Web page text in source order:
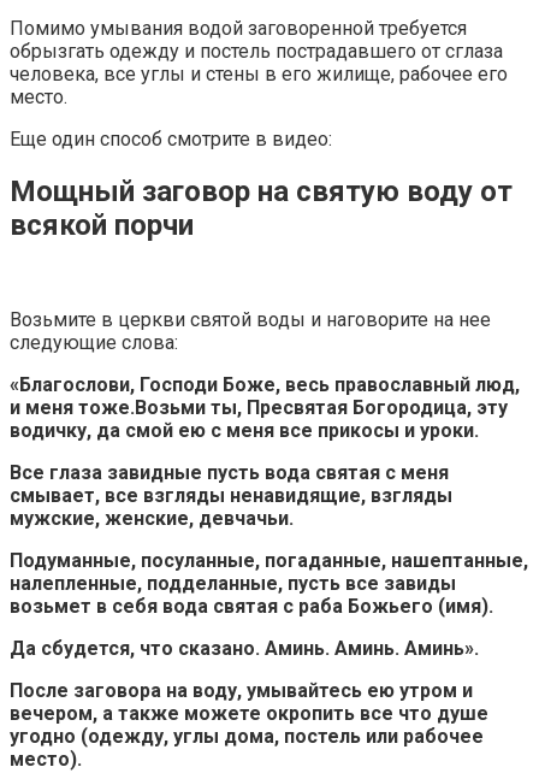
Помимо умывания водой заговоренной требуется
обрызгать одежду и постель пострадавшего от сглаза
человека, все углы и стены в его жилище, рабочее его
место.
Еще один способ смотрите в видео:
Мощный заговор на святую воду от
всякой порчи
Возьмите в церкви святой воды и наговорите на нее
следующие слова:
«Благослови, Господи Боже, весь православный люд,
и меня тоже.Возьми ты, Пресвятая Богородица, эту
водичку, да смой ею с меня все прикосы и уроки.
Все глаза завидные пусть вода святая с меня
смывает, все взгляды ненавидящие, взгляды
мужские, женские, девчачьи.
Подуманные, посуланные, погаданные, нашептанные,
налепленные, подделанные, пусть все завиды
возьмет в себя вода святая с раба Божьего (имя).
Да сбудется, что сказано. Аминь. Аминь. Аминь».
После заговора на воду, умывайтесь ею утром и
вечером, а также можете окропить все что душе
угодно (одежду, углы дома, постель или рабочее
место).